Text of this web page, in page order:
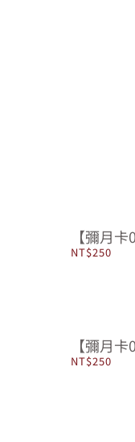
【彌月卡
NT$250
【彌月卡
NT$250